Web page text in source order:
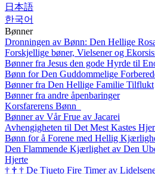
日本語
한국어
Bønner
Dronningen av Bønn: Den Hellige
Forskjellige bøner, Vielsener og
Bønner fra Jesus den gode Hyrde til
Bønn for Den Guddommelige
Bønner fra Den Hellige Familie Tilflukt
Bønner fra andre åpenbaringer
Korsfarerens Bønn
Bønner av Vår Frue av Jacarei
Avhengigheten til Det Mest Kastes
Bønn for å Forene med Hellig
Den Flammende Kjærlighet av Den
Hjerte
† † † De Tjueto Fire Timer av